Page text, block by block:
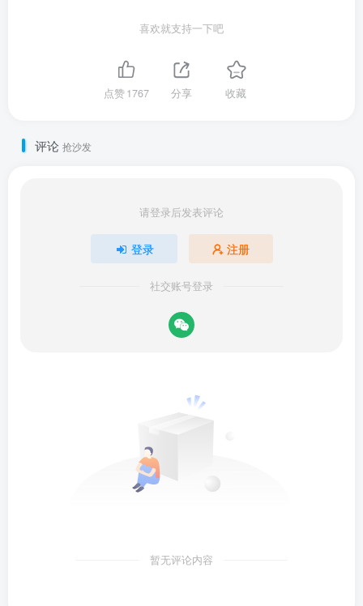
喜欢就支持一下吧
点赞1767 分享 收藏
评论 抢沙发
请登录后发表评论
登录 注册
社交账号登录
暂无评论内容